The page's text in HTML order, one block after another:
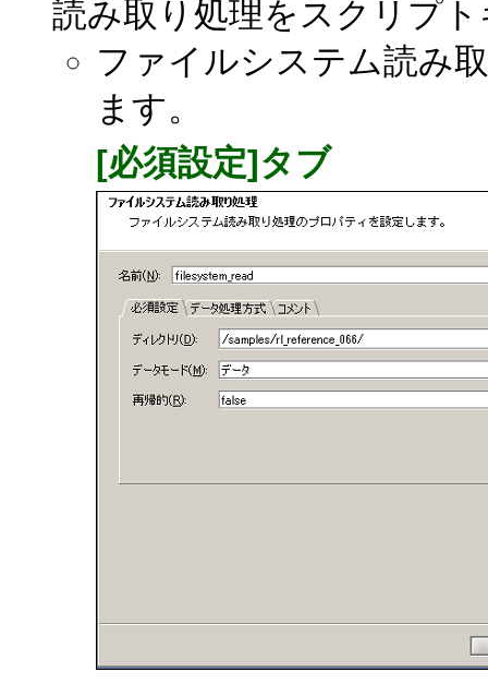
読み取り処理をスクリプ
ファイルシステム読み
ます。
[必須設定]タブ